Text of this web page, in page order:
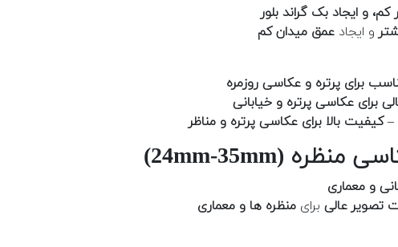
و ایجاد بک گراند بلور
و ایجاد عمق میدان کم
برای پرتره و عکاسی روزمره
برای عکاسی پرتره و خیابانی
–کیفیت بالا برای عکاسی پرتره و مناظر
و معماری
تصویر عالی برای منظره ها و معماری